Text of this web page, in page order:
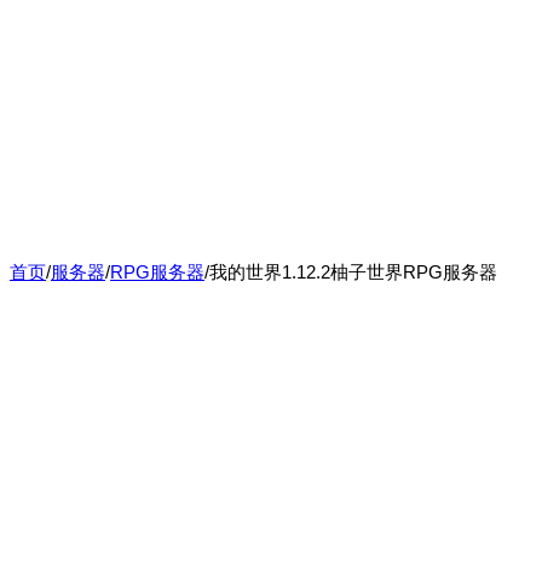
首页/服务器/RPG服务器/我的世界1.12.2柚子世界RPG服务器